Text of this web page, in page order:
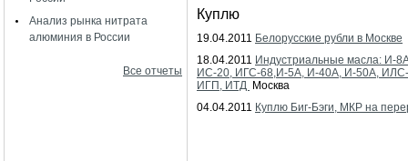
Анализ рынка нитрата
алюминия в России
Все отчеты
Куплю
19.04.2011 Белорусские рубли в Москве
18.04.2011 Индустриальные масла: И-
ИС-20, ИГС-68,И-5А, И-40А, И-50А,
ИГП, ИТД Москва
04.04.2011 Куплю Биг-Бэги, МКР на